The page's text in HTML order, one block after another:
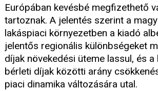
Európában kevésbé megfizethető
tartoznak. A jelentés szerint a
lakáspiaci környezetben a kiadó
jelentős regionális különbségeket
díjak növekedési üteme lassul, és a
bérleti díjak közötti arány
piaci dinamika változására utal.